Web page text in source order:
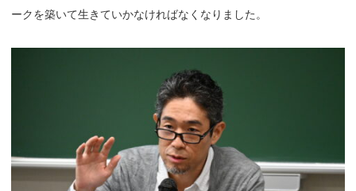
ークを築いて生きていかなければなくなりました。